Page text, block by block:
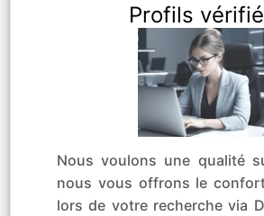
Profils
Nous voulons une qualité
nous vous offrons le
lors de votre recherche via